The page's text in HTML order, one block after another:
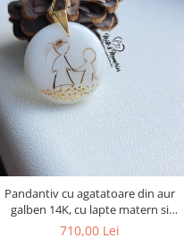
Pandantiv cu agatatoare din aur
galben 14K, cu lapte matern si
figurina copii din suvite de par
710,00 Lei